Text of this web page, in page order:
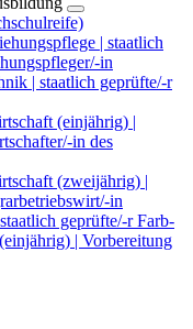
| staatlich
in
| staatlich geprüfte/-r
(einjährig) |
in des
(zweijährig) |
in
geprüfte/-r Farb-
| Vorbereitung